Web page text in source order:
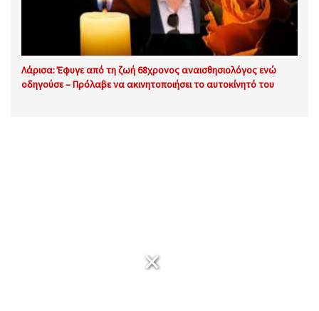
Λάρισα: Έφυγε από τη ζωή 68χρονος αναισθησιολόγος ενώ
οδηγούσε – Πρόλαβε να ακινητοποιήσει το αυτοκίνητό του